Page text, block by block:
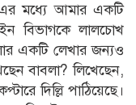
মধ্যে আমার একটি
বিভাগকে লালচোখ
একটি লেখার জন্যও
বাবলা? লিখেছেন,
দিল্লি পাঠিয়েছে।